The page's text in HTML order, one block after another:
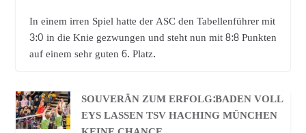
In einem irren Spiel hatte der ASC den Tabellenführer mit
3:0 in die Knie gezwungen und steht nun mit 8:8 Punkten
auf einem sehr guten 6. Platz.
SOUVERÄN ZUM ERFOLG:BADEN VOLL
EYS LASSEN TSV HACHING MÜNCHEN